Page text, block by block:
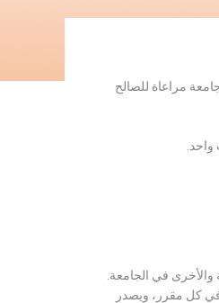
مراعاة للصالح
في الجامعة.
في كل مقرر، ويصدر